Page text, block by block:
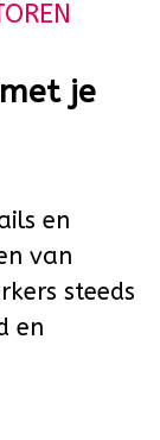
je
en
van
steeds
en